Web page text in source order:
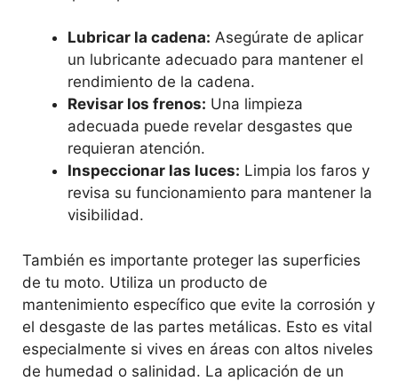
Lubricar la cadena: Asegúrate de aplicar
un lubricante adecuado para mantener el
rendimiento de la cadena.
Revisar los frenos: Una limpieza
adecuada puede revelar desgastes que
requieran atención.
Inspeccionar las luces: Limpia los faros y
revisa su funcionamiento para mantener la
visibilidad.
También es importante proteger las superficies
de tu moto. Utiliza un producto de
mantenimiento específico que evite la corrosión y
el desgaste de las partes metálicas. Esto es vital
especialmente si vives en áreas con altos niveles
de humedad o salinidad. La aplicación de un